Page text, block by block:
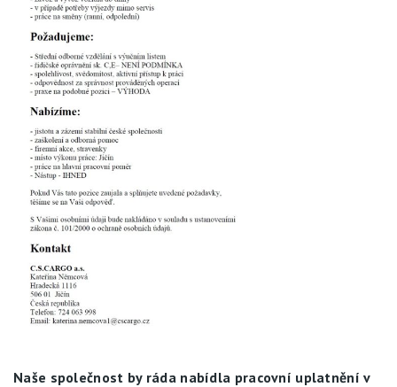
Naše společnost by ráda nabídla pracovní uplatnění v